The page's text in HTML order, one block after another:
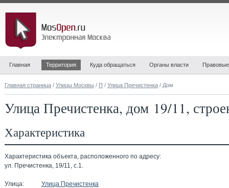
Главная Территория Куда обращаться Органы власти
Главная страница / Улицы Москвы / П / Улица Пречистенка / Дом
Улица Пречистенка, дом 19/11,
Характеристика
Характеристика объекта, расположенного по адресу:
ул. Пречистенка, 19/11, с.1.
Улица:
Улица Пречистенка